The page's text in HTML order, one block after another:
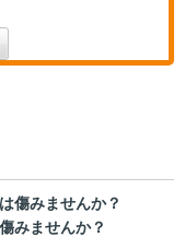
傷みませんか？
みませんか？